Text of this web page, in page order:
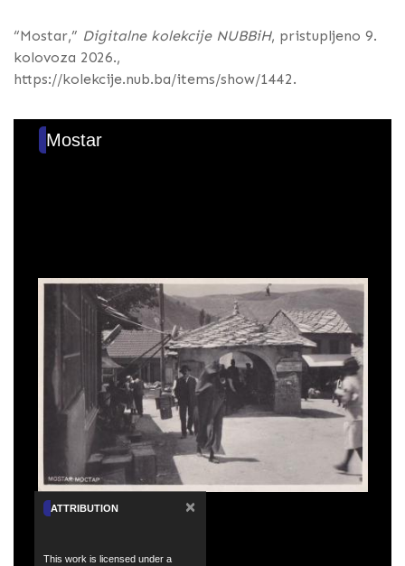
“Mostar,” Digitalne kolekcije NUBBiH, pristupljeno 9.
kolovoza 2026.,
https://kolekcije.nub.ba/items/show/1442.
Mostar
ATTRIBUTION ×
This work is licensed under a